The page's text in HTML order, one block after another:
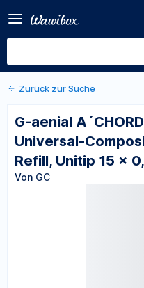
Lichthärtendes Universal-
Composite, Standard, A4,
Von GC
Zurück zur Suche
G-aenial
Universal-
Refill, Unitip 15 x
Von GC